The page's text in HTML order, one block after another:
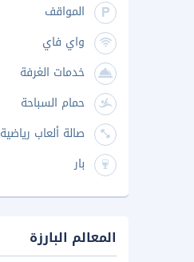
المواقف
واي فاي
خدمات الغرفة
حمام السباحة
صالة ألعاب رياضية
بار
المعالم البارزة